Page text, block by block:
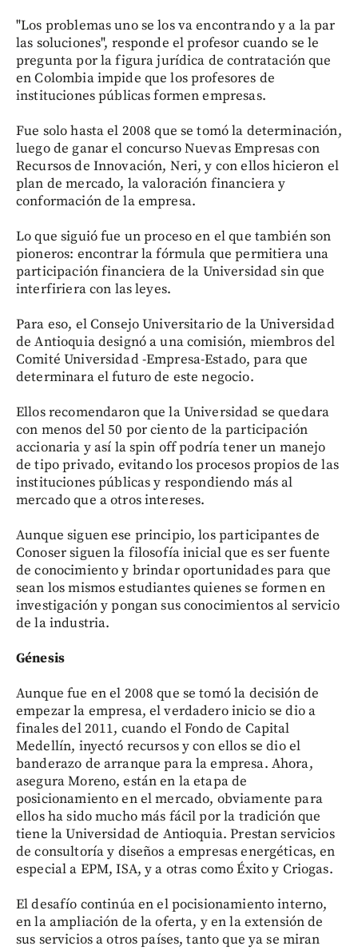
"Los problemas uno se los va encontrando y a la par
las soluciones", responde el profesor cuando se le
pregunta por la figura jurídica de contratación que
en Colombia impide que los profesores de
instituciones públicas formen empresas.
Fue solo hasta el 2008 que se tomó la determinación,
luego de ganar el concurso Nuevas Empresas con
Recursos de Innovación, Neri, y con ellos hicieron el
plan de mercado, la valoración financiera y
conformación de la empresa.
Lo que siguió fue un proceso en el que también son
pioneros: encontrar la fórmula que permitiera una
participación financiera de la Universidad sin que
interfiriera con las leyes.
Para eso, el Consejo Universitario de la Universidad
de Antioquia designó a una comisión, miembros del
Comité Universidad -Empresa-Estado, para que
determinara el futuro de este negocio.
Ellos recomendaron que la Universidad se quedara
con menos del 50 por ciento de la participación
accionaria y así la spin off podría tener un manejo
de tipo privado, evitando los procesos propios de las
instituciones públicas y respondiendo más al
mercado que a otros intereses.
Aunque siguen ese principio, los participantes de
Conoser siguen la filosofía inicial que es ser fuente
de conocimiento y brindar oportunidades para que
sean los mismos estudiantes quienes se formen en
investigación y pongan sus conocimientos al servicio
de la industria.
Génesis
Aunque fue en el 2008 que se tomó la decisión de
empezar la empresa, el verdadero inicio se dio a
finales del 2011, cuando el Fondo de Capital
Medellín, inyectó recursos y con ellos se dio el
banderazo de arranque para la empresa. Ahora,
asegura Moreno, están en la etapa de
posicionamiento en el mercado, obviamente para
ellos ha sido mucho más fácil por la tradición que
tiene la Universidad de Antioquia. Prestan servicios
de consultoría y diseños a empresas energéticas, en
especial a EPM, ISA, y a otras como Éxito y Criogas.
El desafío continúa en el pocisionamiento interno,
en la ampliación de la oferta, y en la extensión de
sus servicios a otros países, tanto que ya se miran